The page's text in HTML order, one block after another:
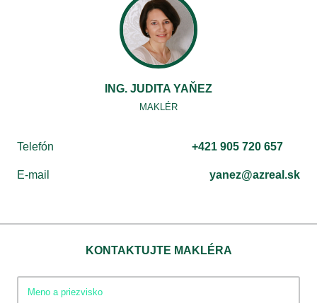
ING. JUDITA YAŇEZ
MAKLÉR
Telefón +421 905 720 657
E-mail yanez@azreal.sk
KONTAKTUJTE MAKLÉRA